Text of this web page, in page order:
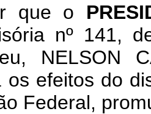
que o
nº 141,
NELSON
os efeitos do
Federal,